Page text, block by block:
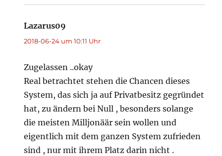
Lazarus09
2018-06-24 um 10:11 Uhr
Zugelassen ..okay
Real betrachtet stehen die Chancen dieses
System, das sich ja auf Privatbesitz gegründet
hat, zu ändern bei Null , besonders solange
die meisten Milljonäär sein wollen und
eigentlich mit dem ganzen System zufrieden
sind , nur mit ihrem Platz darin nicht .